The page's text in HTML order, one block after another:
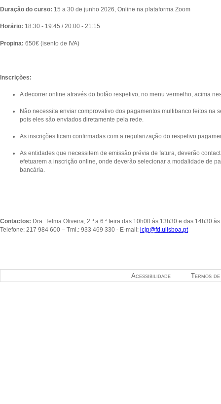
Duração do curso: 15 a 30 de junho 2026, Online na plataforma Zoom
Horário: 18:30 - 19:45 / 20:00 - 21:15
Propina: 650€ (isento de IVA)
Inscrições:
A decorrer online através do botão respetivo, no menu vermelho, acima
Não necessita enviar comprovativo dos pagamentos multibanco feitos na
pois eles são enviados diretamente pela rede.
As inscrições ficam confirmadas com a regularização do respetivo
As entidades que necessitem de emissão prévia de fatura, deverão
efetuarem a inscrição online, onde deverão selecionar a modalidade de
bancária.
Contactos: Dra. Telma Oliveira, 2.ª a 6.ª feira das 10h00 às 13h30 e das 14h30
Telefone: 217 984 600 – Tml.: 933 469 330 - E-mail: icjp@fd.ulisboa.pt
Termos
Acessibilidade